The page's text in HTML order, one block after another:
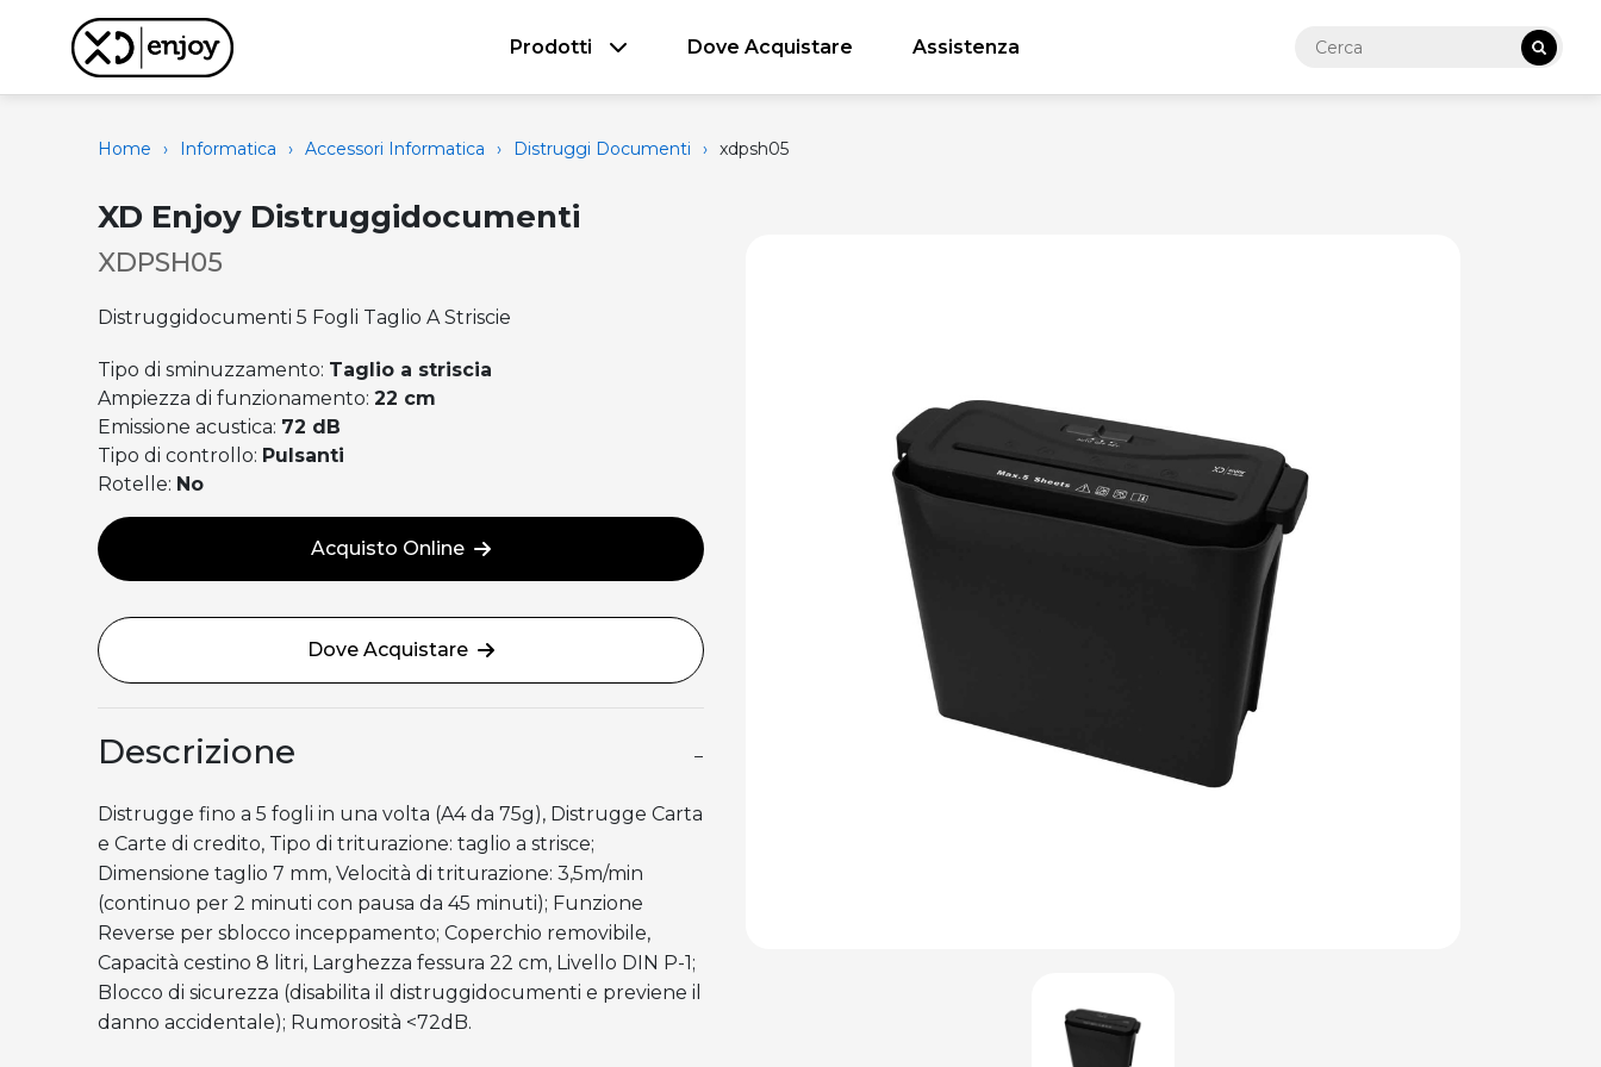
Prodotti Dove Acquistare Assistenza
Home › Informatica › Accessori Informatica › Distruggi Documenti › xdpsh05
XD Enjoy Distruggidocumenti
XDPSH05
Distruggidocumenti 5 Fogli Taglio A Striscie
Tipo di sminuzzamento: Taglio a striscia
Ampiezza di funzionamento:22 cm
Emissione acustica: 72 dB
Tipo di controllo: Pulsanti
Rotelle: No
Acquisto Online
Dove Acquistare
Descrizione −
Distrugge fino a 5 fogli in una volta (A4 da 75g), Distrugge Carta
e Carte di credito, Tipo di triturazione: taglio a strisce;
Dimensione taglio 7 mm, Velocità di triturazione: 3,5m/min
(continuo per 2 minuti con pausa da 45 minuti); Funzione
Reverse per sblocco inceppamento; Coperchio removibile,
Capacità cestino 8 litri, Larghezza fessura 22 cm, Livello DIN P-1;
Blocco di sicurezza (disabilita il distruggidocumenti e previene il
danno accidentale); Rumorosità <72dB.